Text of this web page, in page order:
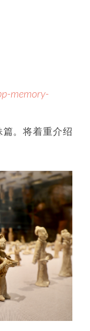
memory-
篇。将着重介绍